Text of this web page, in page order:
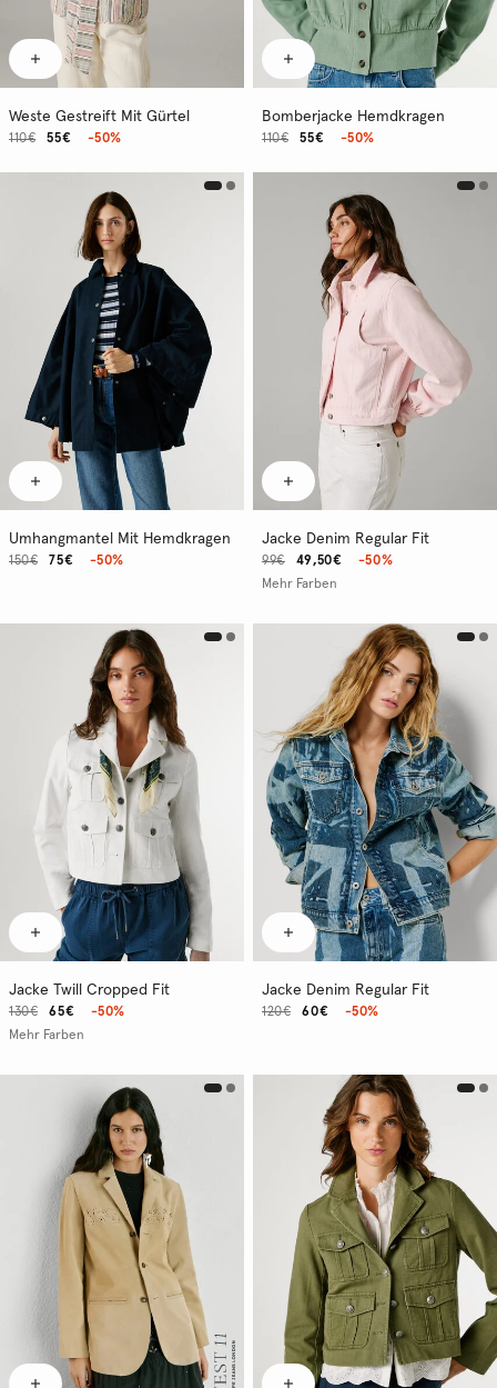
Weste Gestreift Mit Gürtel
55€
110€ -50%
Bomberjacke Hemdkragen
55€
110€ -50%
Umhangmantel Mit Hemdkragen
75€
150€ -50%
Jacke Denim Regular Fit
49,50€
99€
-50%
Mehr Farben
Jacke Twill Cropped Fit
65€
130€
-50%
Mehr Farben
Jacke Denim Regular Fit
60€
120€ -50%